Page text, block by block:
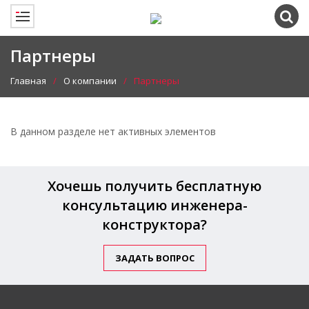
Партнеры
Главная О компании Партнеры
В данном разделе нет активных элементов
Хочешь получить бесплатную
консультацию инженера-
конструктора?
ЗАДАТЬ ВОПРОС